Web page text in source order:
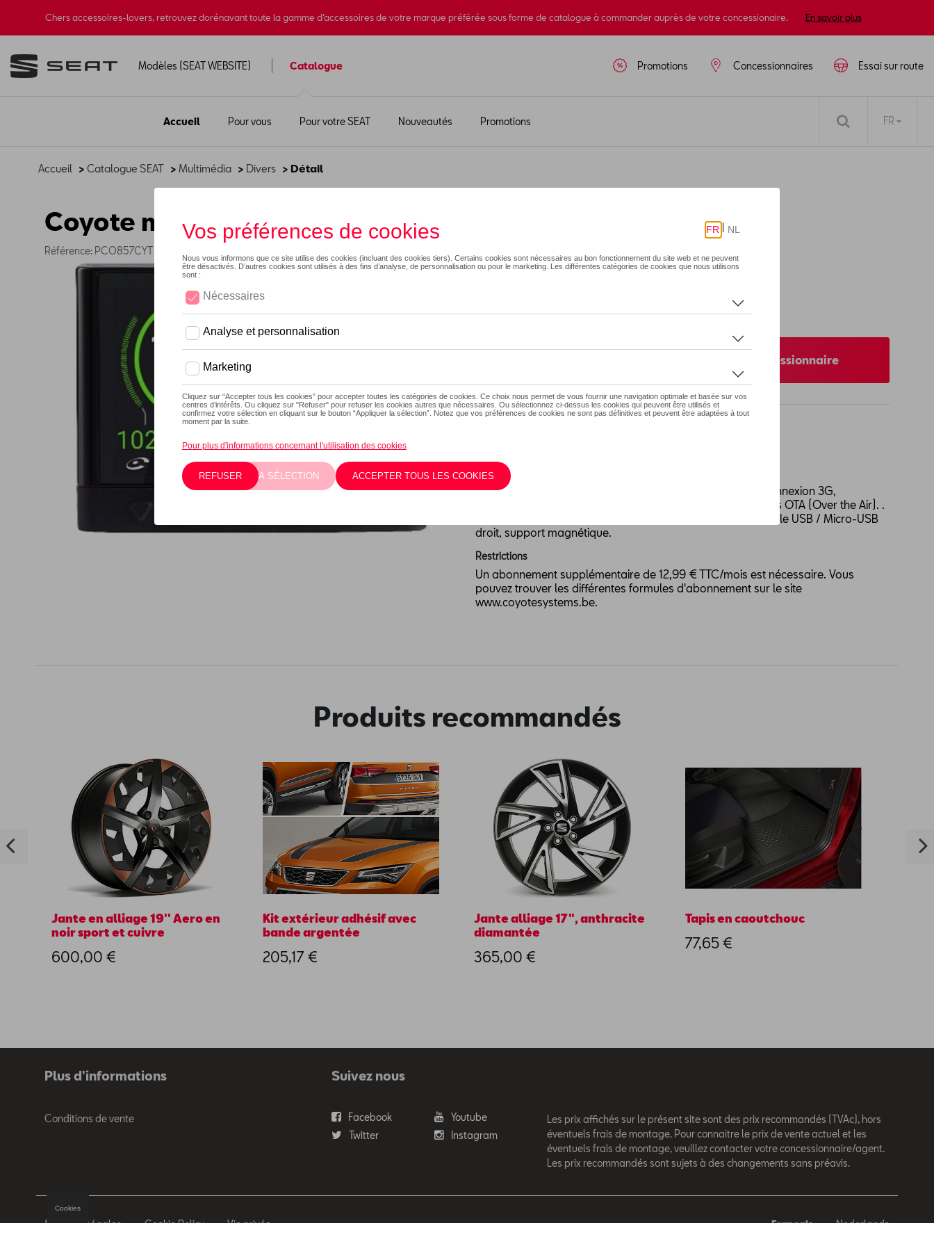
Chers accessoires-lovers, retrouvez dorénavant toute la gamme d’accessoires de votre marque préférée sous forme de catalogue à commander auprès de votre concessionaire. En savoir plus
Modèles (SEAT WEBSITE) Catalogue
Accueil Pour vous Pour votre SEAT Nouveautés Promotions
Essai sur route
Concessionnaires
Promotions
FR
Accueil > Catalogue SEAT > Multimédia > Divers > Détail
Coyote mini
Référence: PCO857CYT MIN
Vérifiez la disponibilité auprès de votre concessionnaire
Description
Toutes les alertes Coyote au format mini. Spécifications: connexion 3G,
reconnaissance vocale, boutons, mises à jour automatiques OTA (Over the Air). .
Dans la boîte: appareil, chargeur de voiture mono USB, câble USB / Micro-USB
droit, support magnétique.
Restrictions
Un abonnement supplémentaire de 12,99 € TTC/mois est nécessaire. Vous
pouvez trouver les différentes formules d'abonnement sur le site
www.coyotesystems.be.
Produits recommandés
Jante en alliage 19'' Aero en
noir sport et cuivre
600,00 €
Kit extérieur adhésif avec
bande argentée
205,17 €
Jante alliage 17", anthracite
diamantée
365,00 €
Tapis en caoutchouc
77,65 €
Plus d'informations
Conditions de vente
Suivez nous
Facebook
Youtube
Twitter
Instagram
Les prix affichés sur le présent site sont des prix recommandés (TVAc), hors
éventuels frais de montage. Pour connaitre le prix de vente actuel et les
éventuels frais de montage, veuillez contacter votre concessionnaire/agent.
Les prix recommandés sont sujets à des changements sans préavis.
Mentions légales Cookie Policy Vie privée Français
Nederlands
Cookies